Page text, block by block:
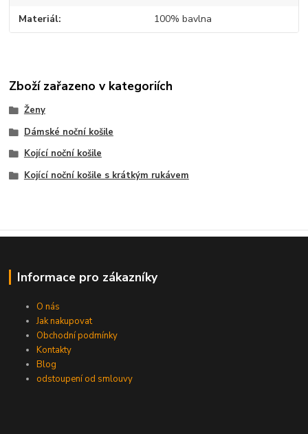
Materiál 100% bavlna
Zboží zařazeno v kategoriích
Ženy
Dámské noční košile
Kojící noční košile
Kojící noční košile s krátkým rukávem
Informace pro zákazníky
O nás
Jak nakupovat
Obchodní podmínky
Kontakty
Blog
odstoupení od smlouvy